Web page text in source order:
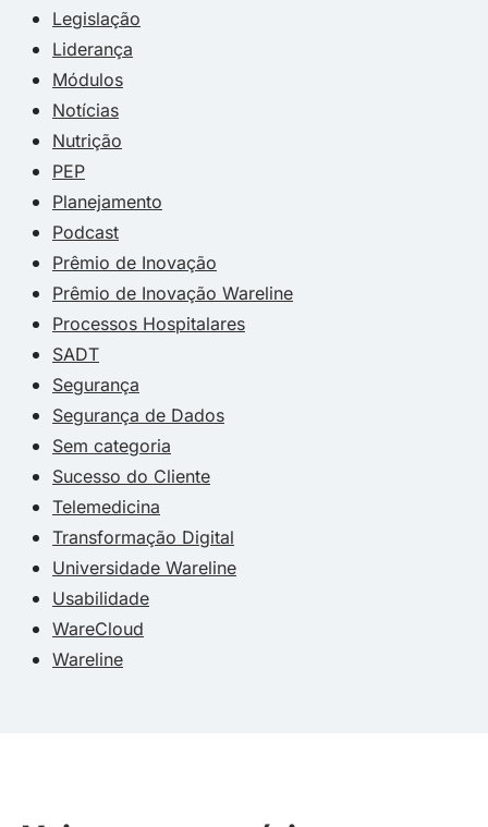
Legislação
Liderança
Módulos
Notícias
Nutrição
PEP
Planejamento
Podcast
Prêmio de Inovação
Prêmio de Inovação Wareline
Processos Hospitalares
SADT
Segurança
Segurança de Dados
Sem categoria
Sucesso do Cliente
Telemedicina
Transformação Digital
Universidade Wareline
Usabilidade
WareCloud
Wareline